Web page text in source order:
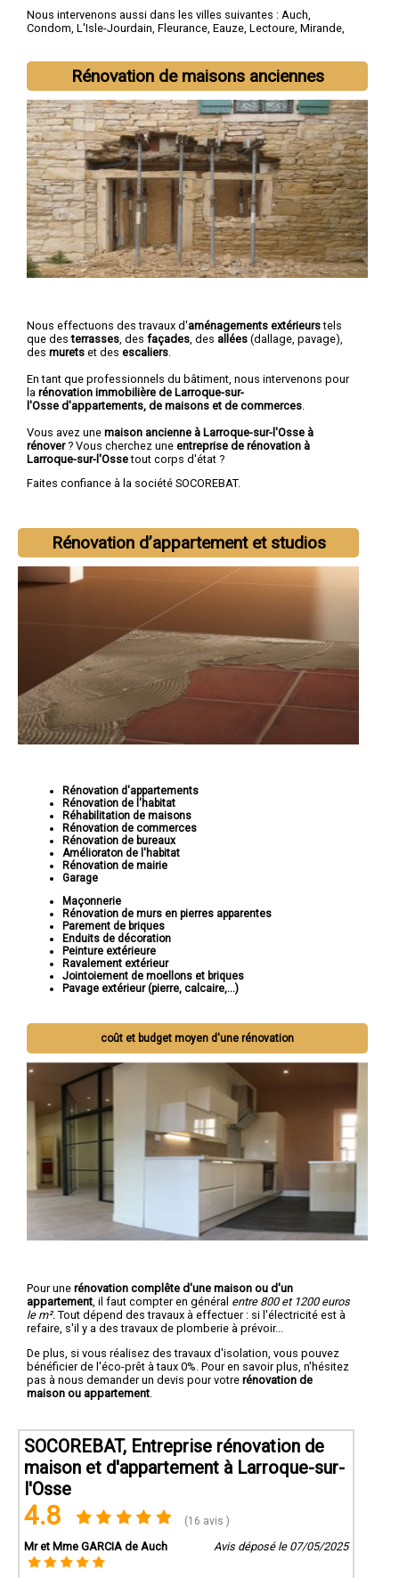
Nous intervenons aussi dans les villes suivantes : Auch,
Condom, L'Isle-Jourdain, Fleurance, Eauze, Lectoure, Mirande,
Rénovation de maisons anciennes
Nous effectuons des travaux d'aménagements extérieurstels
que desterrasses , des façades , des allées (dallage, pavage),
des murets et des escaliers
En tant que professionnels du bâtiment, nous intervenons pour
la rénovation immobilière de Larroque-sur-
l'Osse d'appartements, de maisons et de commerces
Vous avez une maison ancienne à Larroque-sur-l'Osse à
rénover? Vous cherchez une entreprise de rénovation à
Larroque-sur-l'Ossetout corps d'état ?
Faites confiance à la société SOCOREBAT.
Rénovation d’appartement et studios
Rénovation d'appartements
Rénovation de l'habitat
Réhabilitation de maisons
Rénovation de commerces
Rénovation de bureaux
Amélioraton de l'habitat
Rénovation de mairie
Garage
Maçonnerie
Rénovation de murs en pierres apparentes
Parement de briques
Enduits de décoration
Peinture extérieure
Ravalement extérieur
Jointoiement de moellons et briques
Pavage extérieur (pierre, calcaire,...)
coût et budget moyen d'une rénovation
Pour une rénovation complête d'une maison ou d'un
appartement , il faut compter en général entre 800 et 1200 euros
le m². Tout dépend des travaux à effectuer : si l'électricité est à
refaire, s'il y a des travaux de plomberie à prévoir...
De plus, si vous réalisez des travaux d'isolation, vous pouvez
bénéficier de l'éco-prêt à taux 0%. Pour en savoir plus, n'hésitez
pas à nous demander un devis pour votre rénovation de
maison ou appartement
SOCOREBAT, Entreprise rénovation de
maison et d'appartement à Larroque-sur-
l'Osse
4.8 (16 avis )
Mr et Mme GARCIA de Auch Avis déposé le 07/05/2025